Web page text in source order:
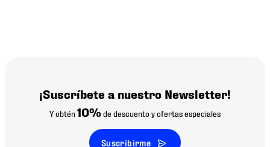
¡Suscríbete a nuestro Newsletter!
Y obtén10% de descuento y ofertas especiales
Suscribirme